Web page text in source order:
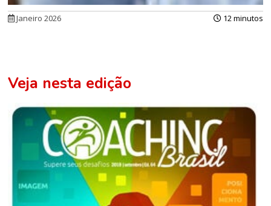
Janeiro 2026 12 minutos
Veja nesta edição